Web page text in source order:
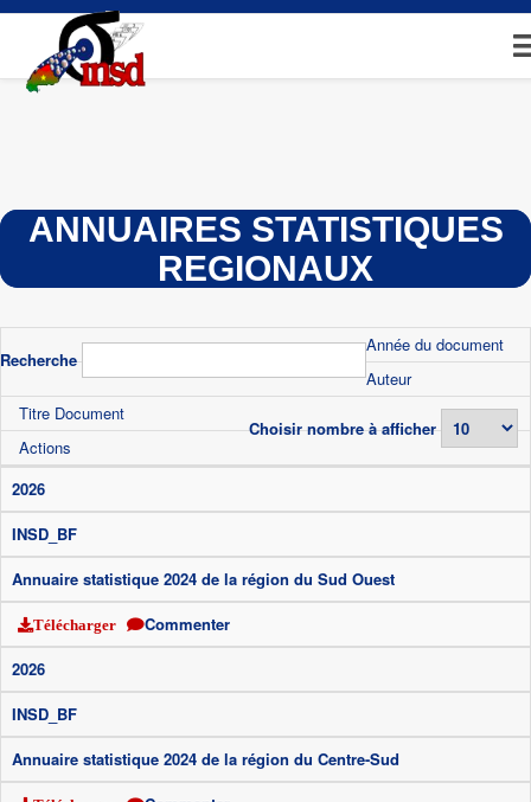
Aller
contenu
principal
ANNUAIRES STATISTIQUES
REGIONAUX
Recherche
Choisir nombre à afficher
Année du document
Auteur
Titre Document
Actions
2026
INSD_BF
Annuaire statistique 2024 de la région du Sud Ouest
Télécharger
Commenter
2026
INSD_BF
Annuaire statistique 2024 de la région du Centre-Sud